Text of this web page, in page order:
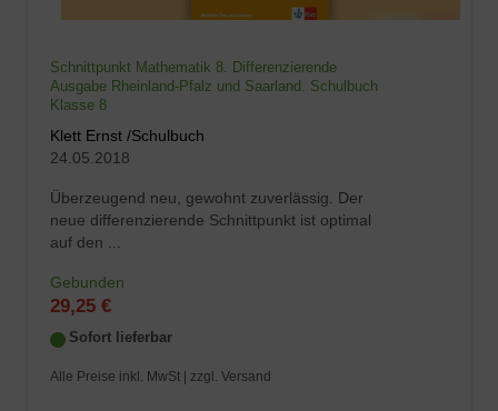
Schnittpunkt Mathematik 8. Differenzierende
Ausgabe Rheinland-Pfalz und Saarland. Schulbuch
Klasse 8
Klett Ernst /Schulbuch
24.05.2018
Überzeugend neu, gewohnt zuverlässig. Der
neue differenzierende Schnittpunkt ist optimal
auf den ...
Gebunden
29,25 €
Sofort lieferbar
Alle Preise inkl. MwSt | zzgl. Versand